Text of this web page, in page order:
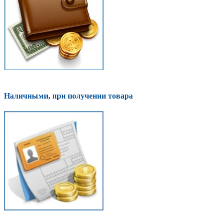
Наличными, при получении товара